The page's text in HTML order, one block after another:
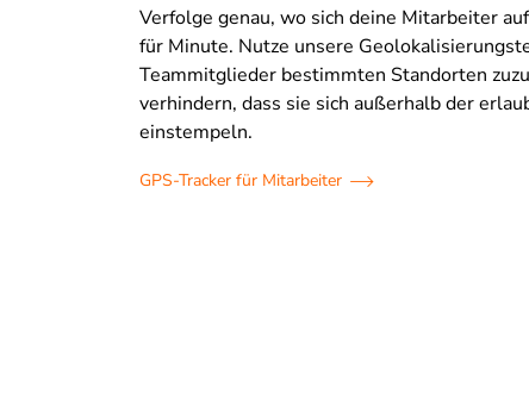
Verfolge genau, wo sich deine Mitarbeiter
für Minute. Nutze unsere
Teammitglieder bestimmten Standorten
verhindern, dass sie sich außerhalb der
einstempeln.
GPS-Tracker für Mitarbeiter